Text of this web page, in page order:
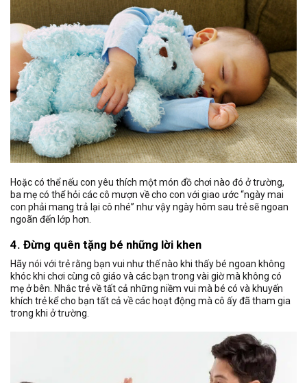
Hoặc có thể nếu con yêu thích một món đồ chơi nào đó ở trường,
ba mẹ có thể hỏi các cô mượn về cho con với giao ước “ngày mai
con phải mang trả lại cô nhé” như vậy ngày hôm sau trẻ sẽ ngoan
ngoãn đến lớp hơn.
4. Đừng quên tặng bé những lời khen
Hãy nói với trẻ rằng bạn vui như thế nào khi thấy bé ngoan không
khóc khi chơi cùng cô giáo và các bạn trong vài giờ mà không có
mẹ ở bên. Nhắc trẻ về tất cả những niềm vui mà bé có và khuyến
khích trẻ kể cho bạn tất cả về các hoạt động mà cô ấy đã tham gia
trong khi ở trường.